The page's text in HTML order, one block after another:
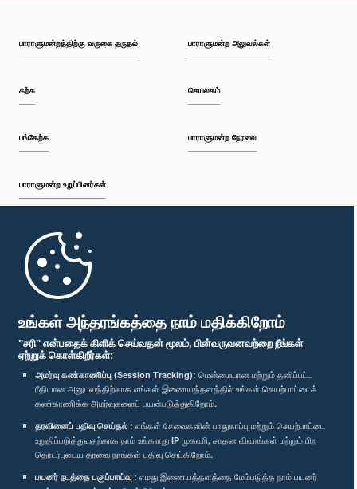
உங்கள் அந்தரங்கத்தை நாம் மதிக்கிறோம்
"சரி" என்பதைக் கிளிக் செய்வதன் மூலம், பின்வருவனவற்றை நீங்கள்
ஏற்றுக் கொள்கிறீர்கள்:
அமர்வு கண்காணிப்பு (Session Tracking): மென்மையான மற்றும் தனிப்பட்ட
ரீதியான அனுபவத்திற்காக எங்கள் இணையத்தளத்தில் உங்கள் செயற்பாட்டைக்
கண்காணிக்க அமர்வுகளைப் பயன்படுத்துகிறோம்.
தரவினைப் பதிவு செய்தல் : எங்கள் சேவைகளின் பாதுகாப்பு மற்றும் செயற்பாட்டை
உறுதிப்படுத்துவதற்காக நாம் உங்களது IP முகவரி, சாதன விவரங்கள் மற்றும் பிற
தொடர்புடைய தரவை நாங்கள் பதிவு செய்கிறோம்.
பயனர் நடத்தை பகுப்பாய்வு : எமது இணையத்தளத்தை மேம்படுத்த நாம் பயனர்
பாராளுமன்றத்திற்கு வருகை தருதல்
கற்க
பங்கேற்க
பாராளுமன்ற உறுப்பினர்கள்
முதற்பக்கம்
பாராளுமன்ற அலுவல்கள்
செயலகம்
பாராளுமன்ற நேரலை
பாராளுமன்ற கையடக்க செயலி
எம்மை பின்தொடர்க :
விருதுகள்